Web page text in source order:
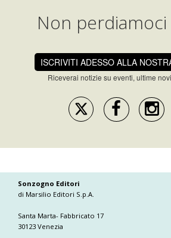
Non perdiamoci
ISCRIVITI ADESSO ALLA
Riceverai notizie su eventi, ultime
Sonzogno Editori
di Marsilio Editori S.p.A.
Santa Marta- Fabbricato 17
30123 Venezia